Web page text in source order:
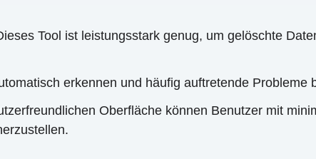
Tool ist leistungsstark genug, um gelöschte
erkennen und häufig auftretende Probleme
Oberfläche können Benutzer mit